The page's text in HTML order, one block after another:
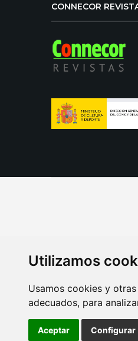
Utilizamos
Usamos cookies y
adecuados, para
Aceptar Configurar
CONNECOR
AVISO LEGAL